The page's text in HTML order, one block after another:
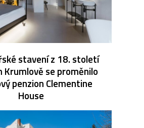
stavení z 18. století
Krumlově se proměnilo
penzion Clementine
House